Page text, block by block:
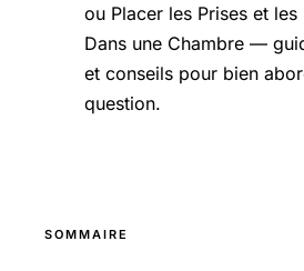
ou Placer les Prises et les
Dans une Chambre —
et conseils pour bien
question.
SOMMAIRE